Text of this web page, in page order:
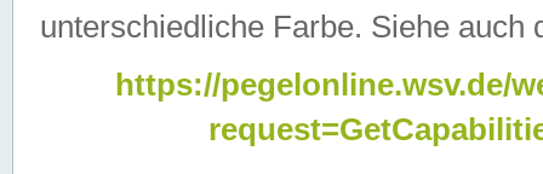
unterschiedliche Farbe. Siehe auch
https://pegelonline.wsv.de/